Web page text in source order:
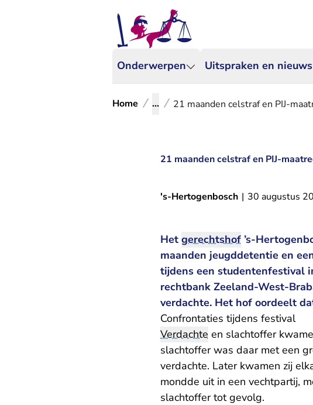
Onderwerpen Uitspraken en nieuws
Home ... 21 maanden celstraf en PIJ-
21 maanden celstraf en PIJ-
's-Hertogenbosch | 30 augustus
Het gerechtshof ’s-
maanden jeugddetentie en
tijdens een studentenfestival
rechtbank Zeeland-West-
verdachte. Het hof oordeelt
Confrontaties tijdens festival
Verdachte en slachtoffer
slachtoffer was daar met een
verdachte. Later kwamen zij
mondde uit in een vechtpartij,
slachtoffer tot gevolg.